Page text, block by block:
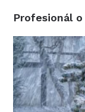
Profesionál